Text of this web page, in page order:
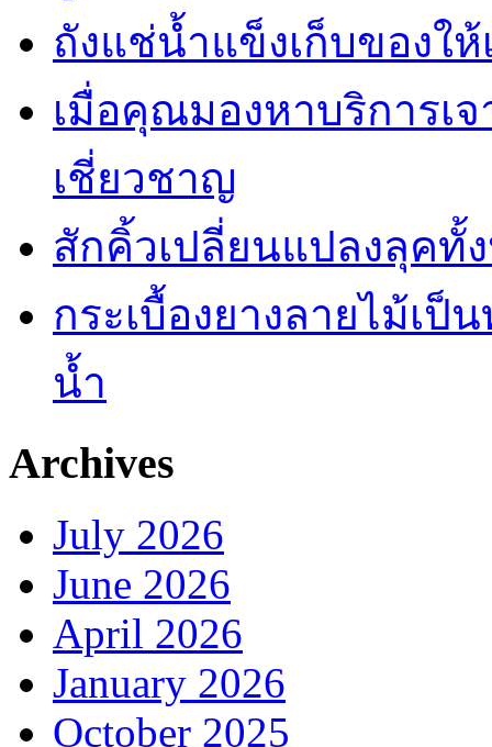
ถังแช่น้ำแข็งเก็บของให้
เมื่อคุณมองหาบริการเ
เชี่ยวชาญ
สักคิ้วเปลี่ยนแปลงลุคทั้
กระเบื้องยางลายไม้เ
น้ำ
Archives
July 2026
June 2026
April 2026
January 2026
October 2025